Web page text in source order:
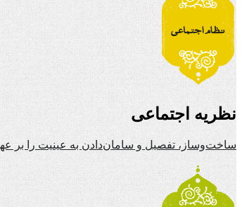
نظریه اجتماعی
ساخت‌وساز، تفصیل و سامان‌دادن به عینیت را بر